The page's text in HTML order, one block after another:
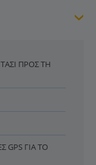
ΠΡΟΣ ΤΗ
GPS ΓΙΑ ΤΟ